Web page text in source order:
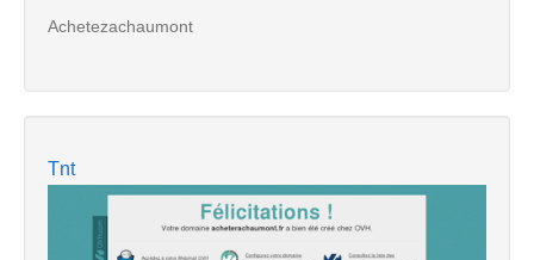
Achetezachaumont
Tnt